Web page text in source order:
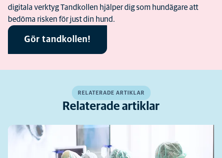
digitala verktyg Tandkollen hjälper dig som hundägare att
bedöma risken för just din hund.
Gör tandkollen!
RELATERADE ARTIKLAR
Relaterade artiklar